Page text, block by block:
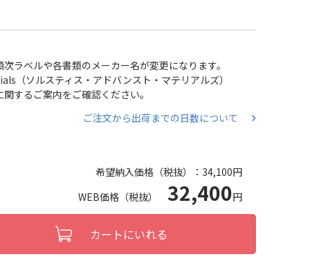
ラベルや各書類のメーカー名が変更になります。
（ソルスティス・アドバンスト・マテリアルズ）
するご案内をご確認ください。
ご注文から出荷までの日数について
希望納入価格（税抜）： 34,100円
WEB価格（税抜） 32,400円
カートにいれる